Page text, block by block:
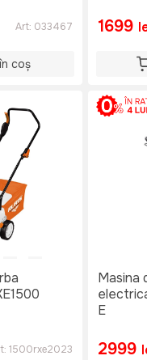
Art: 033467
coș
1699
1500rxe2023
Masina
E
2999